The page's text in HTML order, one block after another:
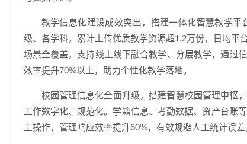
教学信息化建设成效突出，搭建一体化智慧教学
级、各学科，累计上传优质教学资源超1.2万份，日均平
场景全覆盖，支持线上线下融合教学、分层教学，通过
效率提升70%以上，助力个性化教学落地。
校园管理信息化全面升级，搭建智慧校园管理中枢
工作数字化、规范化。学籍信息、考勤数据、资产台账
工操作，管理响应效率提升60%，有效规避人工统计误差